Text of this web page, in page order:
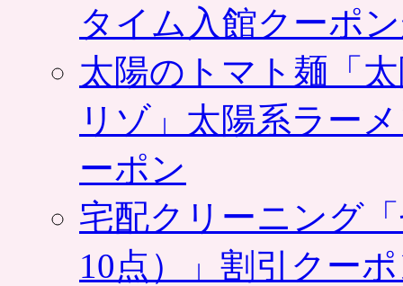
タイム入館クーポ
太陽のトマト麺「
リゾ」太陽系ラー
ーポン
宅配クリーニング
10点）」割引クー